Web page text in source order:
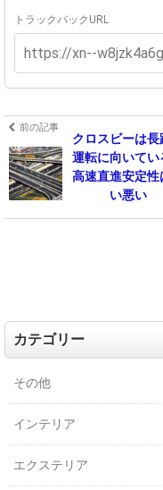
トラックバックURL
前の記事
クロスビーは長
運転に向いてい
高速直進安定性
い悪い
カテゴリー
その他
インテリア
エクステリア